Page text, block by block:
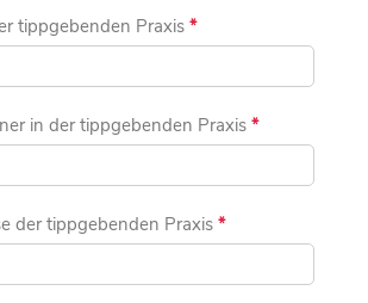
tippgebenden Praxis *
in der tippgebenden Praxis *
der tippgebenden Praxis *